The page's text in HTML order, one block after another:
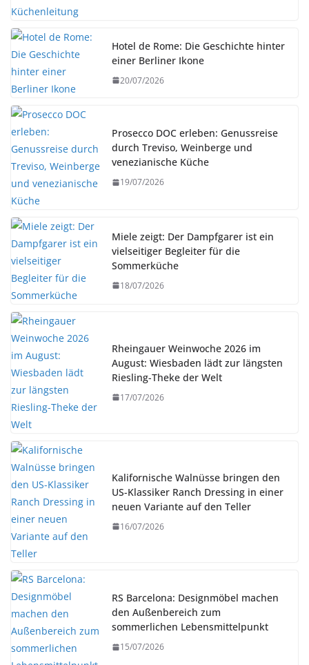
Hotel de Rome: Die Geschichte hinter
einer Berliner Ikone
20/07/2026
Prosecco DOC erleben: Genussreise
durch Treviso, Weinberge und
venezianische Küche
19/07/2026
Miele zeigt: Der Dampfgarer ist ein
vielseitiger Begleiter für die
Sommerküche
18/07/2026
Rheingauer Weinwoche 2026 im
August: Wiesbaden lädt zur längsten
Riesling-Theke der Welt
17/07/2026
Kalifornische Walnüsse bringen den
US-Klassiker Ranch Dressing in einer
neuen Variante auf den Teller
16/07/2026
RS Barcelona: Designmöbel machen
den Außenbereich zum
sommerlichen Lebensmittelpunkt
15/07/2026